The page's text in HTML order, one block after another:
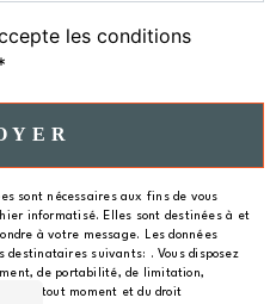
les conditions
sont nécessaires aux fins de vous
informatisé. Elles sont destinées à et
à votre message. Les données
destinataires suivants: . Vous disposez
de portabilité, de limitation,
à tout moment et du droit